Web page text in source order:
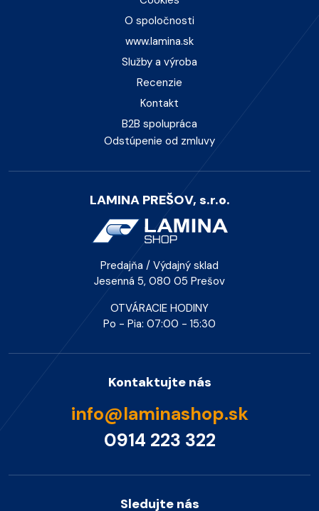
O spoločnosti
www.lamina.sk
Služby a výroba
Recenzie
Kontakt
B2B spolupráca
Odstúpenie od zmluvy
LAMINA PREŠOV, s.r.o.
Predajňa / Výdajný sklad
Jesenná 5, 080 05 Prešov
OTVÁRACIE HODINY
Po - Pia: 07:00 - 15:30
Kontaktujte nás
info@laminashop.sk
0914 223 322
Sledujte nás